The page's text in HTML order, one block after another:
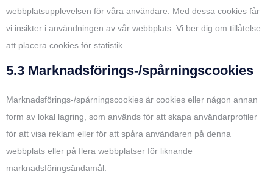
webbplatsupplevelsen för våra användare. Med dessa cookies får
vi insikter i användningen av vår webbplats. Vi ber dig om tillåtelse
att placera cookies för statistik.
5.3 Marknadsförings-/spårningscookies
Marknadsförings-/spårningscookies är cookies eller någon annan
form av lokal lagring, som används för att skapa användarprofiler
för att visa reklam eller för att spåra användaren på denna
webbplats eller på flera webbplatser för liknande
marknadsföringsändamål.